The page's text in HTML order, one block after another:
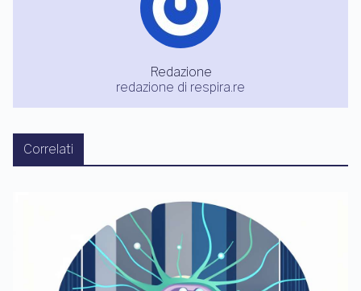
Redazione
redazione di respira.re
Correlati